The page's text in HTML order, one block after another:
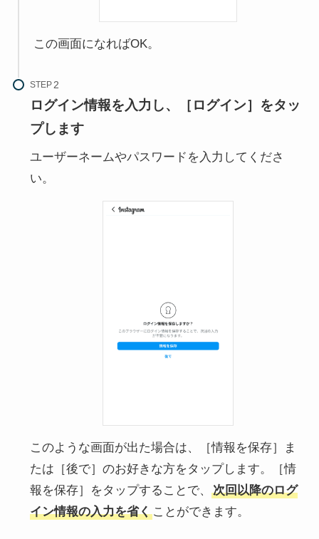
この画面になればOK。
STEP
ログイン情報を入力し、［ログイン］をタッ
プします
ユーザーネームやパスワードを入力してくださ
い。
このような画面が出た場合は、［情報を保存］ま
たは［後で］のお好きな方をタップします。［情
報を保存］をタップすることで、
次回以降のログ
イン情報の入力を省くことができます。